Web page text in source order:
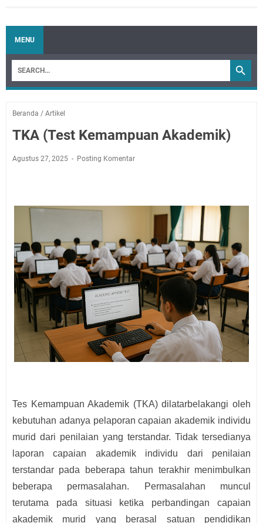
MENU
Beranda / Artikel
TKA (Test Kemampuan Akademik)
Agustus 27, 2025 Posting Komentar
Tes Kemampuan Akademik (TKA) dilatarbelakangi oleh
kebutuhan adanya pelaporan capaian akademik individu
murid dari penilaian yang terstandar. Tidak tersedianya
laporan capaian akademik individu dari penilaian
terstandar pada beberapa tahun terakhir menimbulkan
beberapa permasalahan. Permasalahan muncul
terutama pada situasi ketika perbandingan capaian
akademik murid yang berasal satuan pendidikan